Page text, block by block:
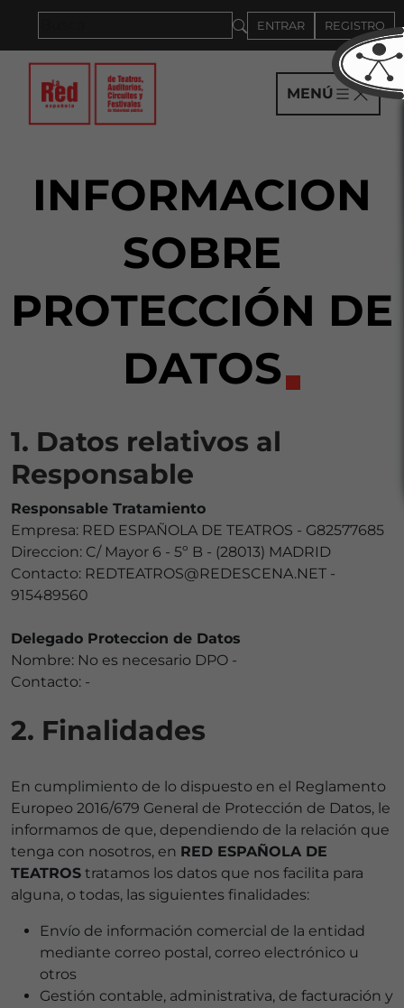
ENTRAR REGISTRO
MENÚ
INFORMACION
SOBRE
PROTECCIÓN DE
DATOS
1. Datos relativos al
Responsable
Responsable Tratamiento
Empresa: RED ESPAÑOLA DE TEATROS - G82577685
Direccion: C/ Mayor 6 - 5º B - (28013) MADRID
Contacto: REDTEATROS@REDESCENA.NET -
915489560
Delegado Proteccion de Datos
Nombre: No es necesario DPO -
Contacto: -
2. Finalidades
En cumplimiento de lo dispuesto en el Reglamento
Europeo 2016/679 General de Protección de Datos, le
informamos de que, dependiendo de la relación que
tenga con nosotros, en RED ESPAÑOLA DE
TEATROS tratamos los datos que nos facilita para
alguna, o todas, las siguientes finalidades:
Envío de información comercial de la entidad
mediante correo postal, correo electrónico u
otros
Gestión contable, administrativa, de facturación y